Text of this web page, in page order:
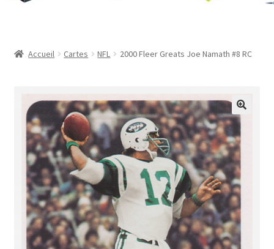
Mon compte
Panier
Validation de la commande
Accueil Cartes NFL 2000 Fleer Greats Joe Namath #8 RC